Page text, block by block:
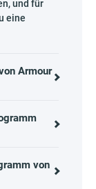
und für
eine
Armour
von